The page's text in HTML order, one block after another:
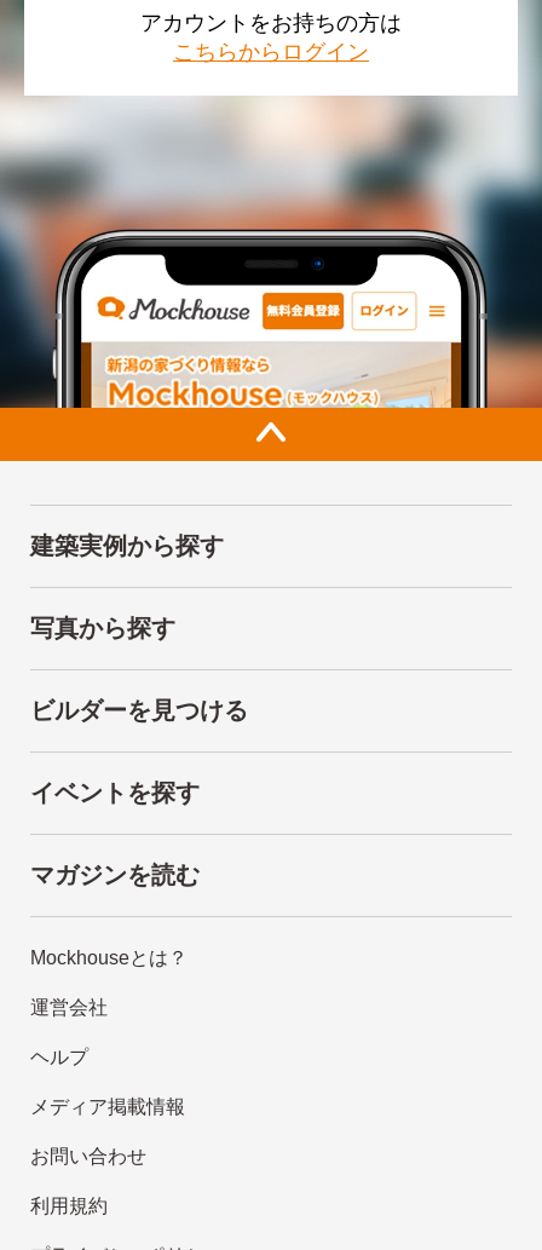
アカウントをお持ちの方は
こちらからログイン
建築実例から探す
写真から探す
ビルダーを見つける
イベントを探す
マガジンを読む
Mockhouseとは？
運営会社
ヘルプ
メディア掲載情報
お問い合わせ
利用規約